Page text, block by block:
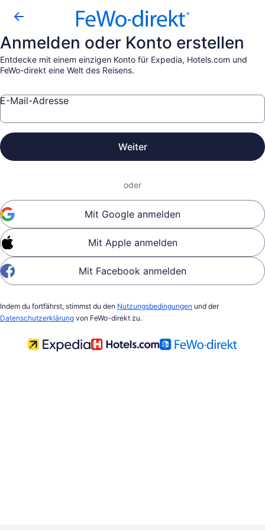
Anmelden oder Konto erstellen
Entdecke mit einem einzigen Konto für Expedia, Hotels.com und
FeWo-direkt eine Welt des Reisens.
E-Mail-Adresse
Weiter
oder
Mit Google anmelden
Mit Apple anmelden
Mit Facebook anmelden
Indem du fortfährst, stimmst du den Nutzungsbedingungen und der
Datenschutzerklärung von FeWo-direkt zu.